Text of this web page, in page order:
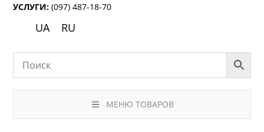
УСЛУГИ: (097) 487-18-70
UA RU
МЕНЮ ТОВАРОВ